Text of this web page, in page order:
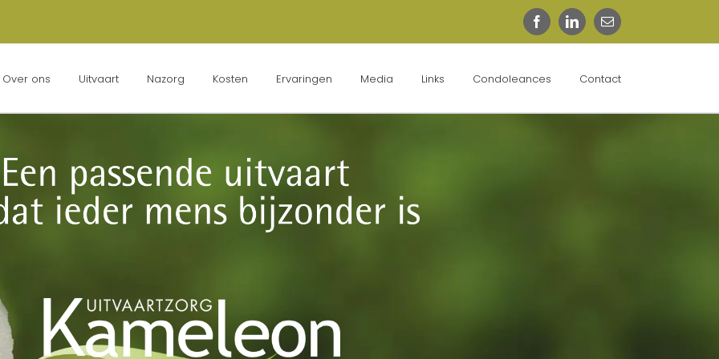
FacebookLinkedIn
E-
mail
Over ons Uitvaart Nazorg Kosten Ervaringen Media Links Condoleances Contact